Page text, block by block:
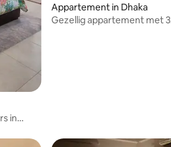
in
Appartement in Dhaka
Gezellig appartement met 3